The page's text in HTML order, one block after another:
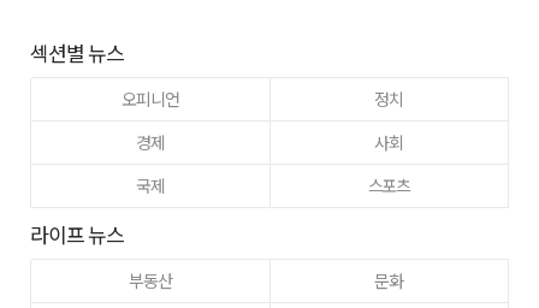
섹션별 뉴스
오피니언
정치
경제
사회
국제
스포츠
라이프 뉴스
부동산 문화